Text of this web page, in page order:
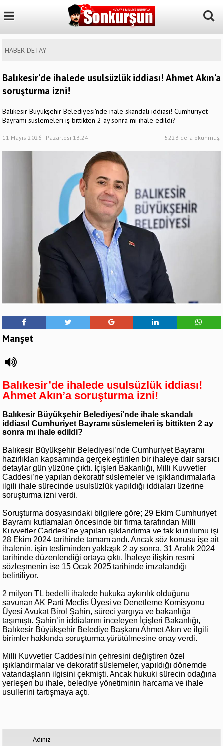
HABER DETAY
Balıkesir’de ihalede usulsüzlük iddiası! Ahmet Akın’a
soruşturma izni!
Balıkesir Büyükşehir Belediyesi'nde ihale skandalı iddiası! Cumhuriyet
Bayramı süslemeleri iş bittikten 2 ay sonra mı ihale edildi?
11 Mayıs 2026 - Pazartesi 13:24 5223 defa okunmuş.
Manşet
Balıkesir’de ihalede usulsüzlük iddiası!
Ahmet Akın’a soruşturma izni!
Balıkesir Büyükşehir Belediyesi'nde ihale skandalı
iddiası! Cumhuriyet Bayramı süslemeleri iş bittikten 2 ay
sonra mı ihale edildi?
Balıkesir Büyükşehir Belediyesi’nde Cumhuriyet Bayramı
hazırlıkları kapsamında gerçekleştirilen bir ihaleye dair sarsıcı
detaylar gün yüzüne çıktı. İçişleri Bakanlığı, Milli Kuvvetler
Caddesi’ne yapılan dekoratif süslemeler ve ışıklandırmalarla
ilgili ihale sürecinde usulsüzlük yapıldığı iddiaları üzerine
soruşturma izni verdi.
Soruşturma dosyasındaki bilgilere göre; 29 Ekim Cumhuriyet
Bayramı kutlamaları öncesinde bir firma tarafından Milli
Kuvvetler Caddesi'ne yapılan ışıklandırma ve tak kurulumu işi
28 Ekim 2024 tarihinde tamamlandı. Ancak söz konusu işe ait
ihalenin, işin tesliminden yaklaşık 2 ay sonra, 31 Aralık 2024
tarihinde düzenlendiği ortaya çıktı. İhaleye ilişkin resmi
sözleşmenin ise 15 Ocak 2025 tarihinde imzalandığı
belirtiliyor.
2 milyon TL bedelli ihalede hukuka aykırılık olduğunu
savunan AK Parti Meclis Üyesi ve Denetleme Komisyonu
Üyesi Avukat Birol Şahin, süreci yargıya ve bakanlığa
taşımıştı. Şahin’in iddialarını inceleyen İçişleri Bakanlığı,
Balıkesir Büyükşehir Belediye Başkanı Ahmet Akın ve ilgili
birimler hakkında soruşturma yürütülmesine onay verdi.
Milli Kuvvetler Caddesi'nin çehresini değiştiren özel
ışıklandırmalar ve dekoratif süslemeler, yapıldığı dönemde
vatandaşların ilgisini çekmişti. Ancak hukuki sürecin odağına
yerleşen bu ihale, belediye yönetiminin harcama ve ihale
usullerini tartışmaya açtı.
Adınız